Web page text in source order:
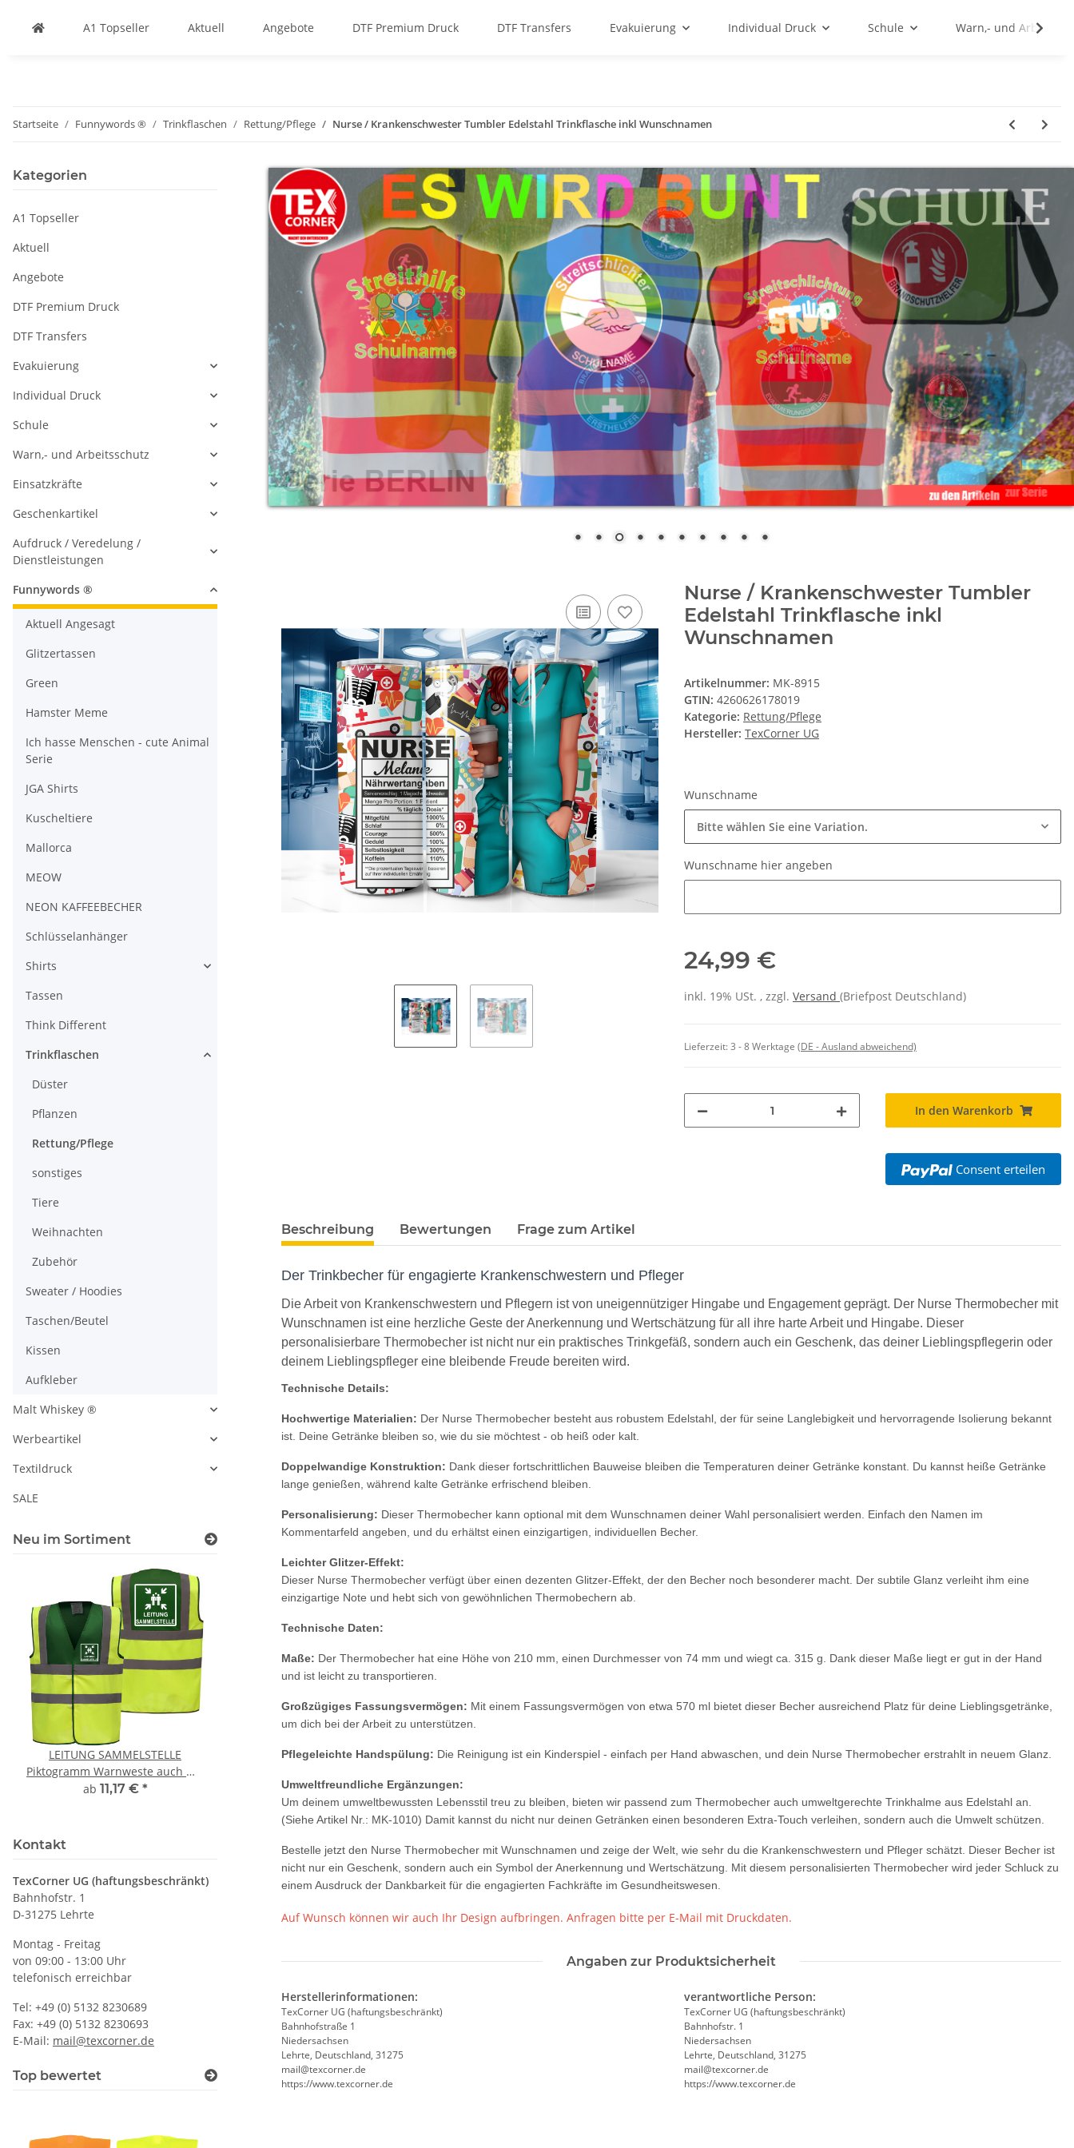
A1 Topseller Aktuell Angebote DTF Premium Druck DTF Transfers Evakuierung Individual Druck Schule Warn,- und
Startseite Funnywords ® Trinkflaschen Rettung/Pflege Nurse / Krankenschwester Tumbler Edelstahl Trinkflasche inkl Wunschnamen
Nurse / Krankenschwester Tumbler
Edelstahl Trinkflasche inkl
Wunschnamen
Artikelnummer: MK-8915
GTIN: 4260626178019
Kategorie: Rettung/Pflege
Hersteller: TexCorner UG
Wunschname
Bitte wählen Sie eine Variation.
Wunschname hier angeben
24,99 €
inkl. 19% USt. , zzgl. Versand (Briefpost Deutschland)
Lieferzeit:3 - 8 Werktage (DE - Ausland abweichend)
In den Warenkorb
Consent erteilen
Beschreibung Bewertungen Frage zum Artikel
Der Trinkbecher für engagierte Krankenschwestern und Pfleger
Die Arbeit von Krankenschwestern und Pflegern ist von uneigennütziger Hingabe und Engagement geprägt. Der Nurse Thermobecher mit
Wunschnamen ist eine herzliche Geste der Anerkennung und Wertschätzung für all ihre harte Arbeit und Hingabe. Dieser
personalisierbare Thermobecher ist nicht nur ein praktisches Trinkgefäß, sondern auch ein Geschenk, das deiner Lieblingspflegerin oder
deinem Lieblingspfleger eine bleibende Freude bereiten wird.
Technische Details:
Hochwertige Materialien: Der Nurse Thermobecher besteht aus robustem Edelstahl, der für seine Langlebigkeit und hervorragende Isolierung bekannt
ist. Deine Getränke bleiben so, wie du sie möchtest - ob heiß oder kalt.
Doppelwandige Konstruktion: Dank dieser fortschrittlichen Bauweise bleiben die Temperaturen deiner Getränke konstant. Du kannst heiße Getränke
lange genießen, während kalte Getränke erfrischend bleiben.
Personalisierung: Dieser Thermobecher kann optional mit dem Wunschnamen deiner Wahl personalisiert werden. Einfach den Namen im
Kommentarfeld angeben, und du erhältst einen einzigartigen, individuellen Becher.
Leichter Glitzer-Effekt:
Dieser Nurse Thermobecher verfügt über einen dezenten Glitzer-Effekt, der den Becher noch besonderer macht. Der subtile Glanz verleiht ihm eine
einzigartige Note und hebt sich von gewöhnlichen Thermobechern ab.
Technische Daten:
Maße: Der Thermobecher hat eine Höhe von 210 mm, einen Durchmesser von 74 mm und wiegt ca. 315 g. Dank dieser Maße liegt er gut in der Hand
und ist leicht zu transportieren.
Großzügiges Fassungsvermögen: Mit einem Fassungsvermögen von etwa 570 ml bietet dieser Becher ausreichend Platz für deine Lieblingsgetränke,
um dich bei der Arbeit zu unterstützen.
Pflegeleichte Handspülung: Die Reinigung ist ein Kinderspiel - einfach per Hand abwaschen, und dein Nurse Thermobecher erstrahlt in neuem Glanz.
Umweltfreundliche Ergänzungen:
Um deinem umweltbewussten Lebensstil treu zu bleiben, bieten wir passend zum Thermobecher auch umweltgerechte Trinkhalme aus Edelstahl an.
(Siehe Artikel Nr.: MK-1010) Damit kannst du nicht nur deinen Getränken einen besonderen Extra-Touch verleihen, sondern auch die Umwelt schützen.
Bestelle jetzt den Nurse Thermobecher mit Wunschnamen und zeige der Welt, wie sehr du die Krankenschwestern und Pfleger schätzt. Dieser Becher ist
nicht nur ein Geschenk, sondern auch ein Symbol der Anerkennung und Wertschätzung. Mit diesem personalisierten Thermobecher wird jeder Schluck zu
einem Ausdruck der Dankbarkeit für die engagierten Fachkräfte im Gesundheitswesen.
Auf Wunsch können wir auch Ihr Design aufbringen. Anfragen bitte per E-Mail mit Druckdaten.
Angaben zur Produktsicherheit
Herstellerinformationen:
TexCorner UG (haftungsbeschränkt)
Bahnhofstraße 1
Niedersachsen
Lehrte, Deutschland, 31275
mail@texcorner.de
https://www.texcorner.de
verantwortliche Person:
TexCorner UG (haftungsbeschränkt)
Bahnhofstr. 1
Niedersachsen
Lehrte, Deutschland, 31275
mail@texcorner.de
https://www.texcorner.de
Kategorien
A1 Topseller
Aktuell
Angebote
DTF Premium Druck
DTF Transfers
Evakuierung
Individual Druck
Schule
Warn,- und Arbeitsschutz
Einsatzkräfte
Geschenkartikel
Aufdruck / Veredelung /
Dienstleistungen
Funnywords ®
Aktuell Angesagt
Glitzertassen
Green
Hamster Meme
Ich hasse Menschen - cute Animal
Serie
JGA Shirts
Kuscheltiere
Mallorca
MEOW
NEON KAFFEEBECHER
Schlüsselanhänger
Shirts
Tassen
Think Different
Trinkflaschen
Düster
Pflanzen
Rettung/Pflege
sonstiges
Tiere
Weihnachten
Zubehör
Sweater / Hoodies
Taschen/Beutel
Kissen
Aufkleber
Malt Whiskey ®
Werbeartikel
Textildruck
SALE
Neu im Sortiment
LEITUNG SAMMELSTELLE
Piktogramm Warnweste auch mit
vielen Taschen S-3XL
ab 11,17 € *
Feuerwehr Trinkflasche 5010
Wunschnamen
7,99 € -14,99 €*
10x T-Shirt Herren weiß,
Druckposition CMYK
LEITUNG SAMMELSTELLE
Feuerwehr Trinkflasche 5010
Kontakt
TexCorner UG (haftungsbeschränkt)
Bahnhofstr. 1
D-31275 Lehrte
Montag - Freitag
von 09:00 - 13:00 Uhr
telefonisch erreichbar
Tel: +49 (0) 5132 8230689
Fax: +49 (0) 5132 8230693
E-Mail: mail@texcorner.de
Top bewertet